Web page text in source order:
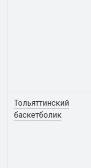
Тольяттинский
баскетболик